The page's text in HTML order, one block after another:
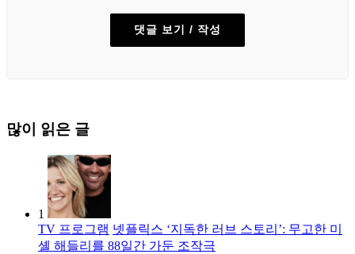
댓글 보기 / 작성
많이 읽은 글
1
TV 프로그램 넷플릭스 ‘지독한 러브 스토리’: 무고한 미
셸 해들리를 88일간 가둔 조작극